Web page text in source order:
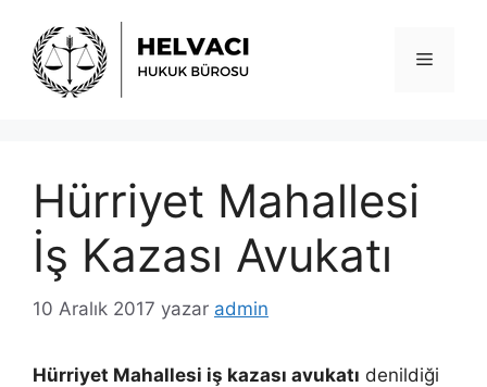
Menü
Hürriyet Mahallesi
İş Kazası Avukatı
10 Aralık 2017 yazar admin
Hürriyet Mahallesi iş kazası avukatı denildiği